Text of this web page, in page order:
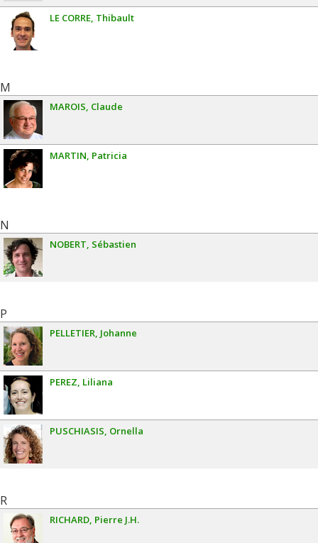
LE CORRE Thibault
M
MAROIS Claude
MARTIN Patricia
N
NOBERT Sébastien
P
PELLETIER Johanne
PEREZ Liliana
PUSCHIASIS Ornella
R
RICHARD Pierre J.H.